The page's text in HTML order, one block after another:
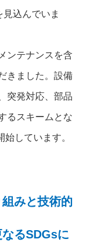
込んでいま
ンテナンスを含
きました。設備
突発対応、部品
るスキームとな
しています。
みと技術的
るSDGsに